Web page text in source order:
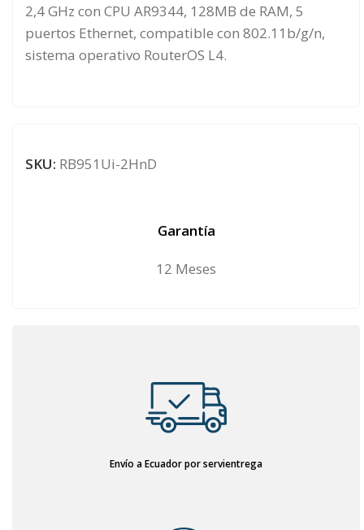
2,4 GHz con CPU AR9344, 128MB de RAM, 5
puertos Ethernet, compatible con 802.11b/g/n,
sistema operativo RouterOS L4.
SKU: RB951Ui-2HnD
Garantía
12 Meses
Envío a Ecuador por servientrega